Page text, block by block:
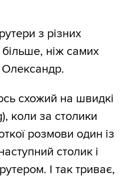
з різних
більше, ніж самих
схожий на швидкі
коли за столики
розмови один із
столик і
І так триває,